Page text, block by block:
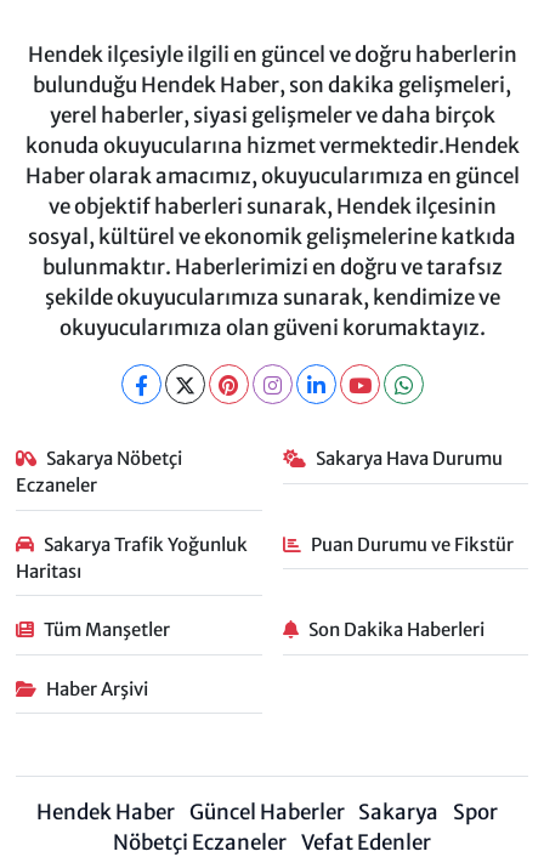
Hendek ilçesiyle ilgili en güncel ve doğru haberlerin
bulunduğu Hendek Haber, son dakika gelişmeleri,
yerel haberler, siyasi gelişmeler ve daha birçok
konuda okuyucularına hizmet vermektedir.Hendek
Haber olarak amacımız, okuyucularımıza en güncel
ve objektif haberleri sunarak, Hendek ilçesinin
sosyal, kültürel ve ekonomik gelişmelerine katkıda
bulunmaktır. Haberlerimizi en doğru ve tarafsız
şekilde okuyucularımıza sunarak, kendimize ve
okuyucularımıza olan güveni korumaktayız.
Sakarya Nöbetçi
Eczaneler
Sakarya Hava Durumu
Sakarya Trafik Yoğunluk
Haritası
Puan Durumu ve Fikstür
Tüm Manşetler Son Dakika Haberleri
Haber Arşivi
Hendek Haber Güncel Haberler Sakarya
Spor
Nöbetçi Eczaneler Vefat Edenler